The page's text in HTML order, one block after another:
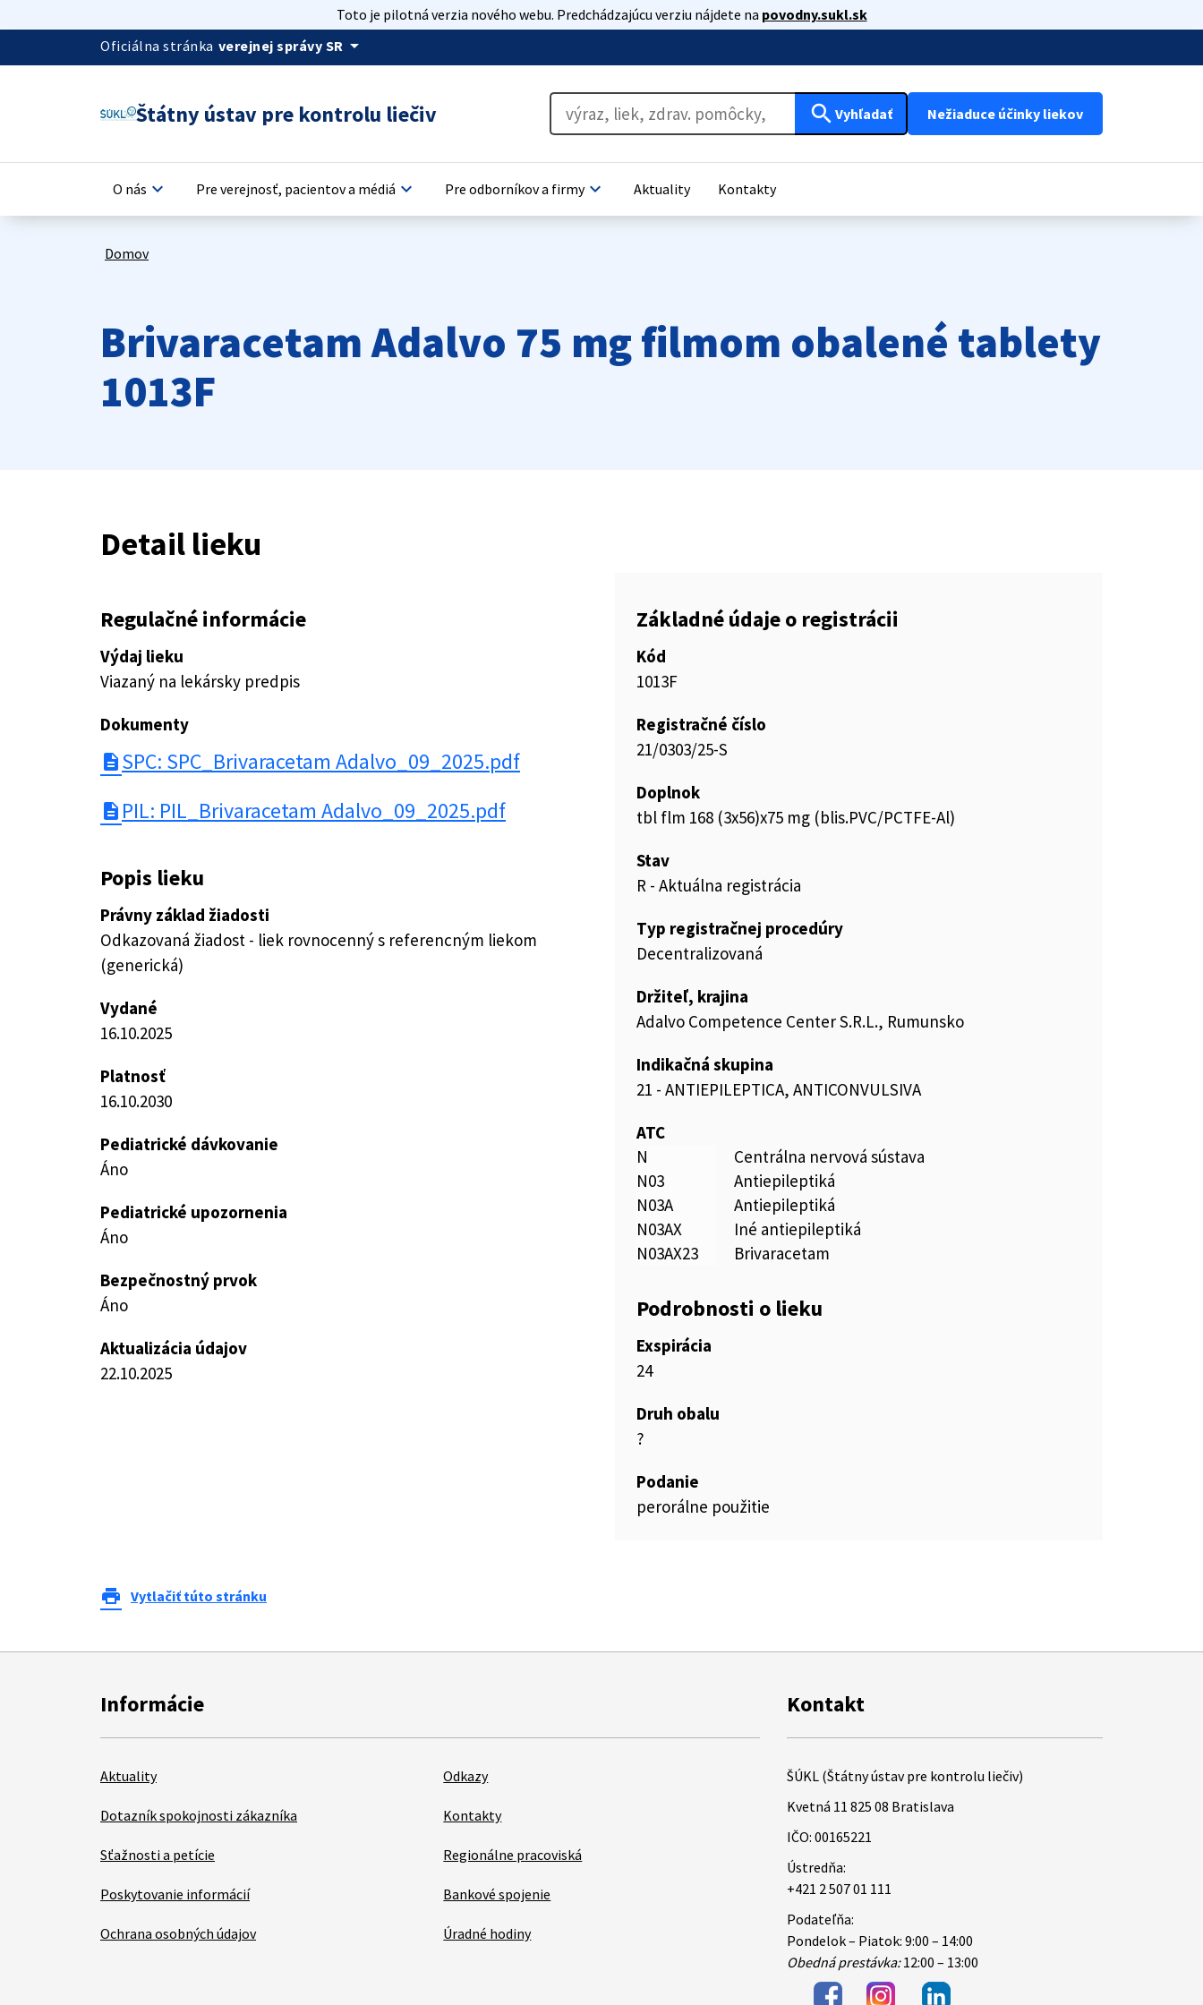
Toto je pilotná verzia nového webu. Predchádzajúcu verziu nájdete na povodny.sukl.sk
Oficiálna stránka verejnej správy SR arrow_drop_down
Štátny ústav pre kontrolu liečiv search Vyhľadať Nežiaduce účinky liekov
O nás keyboard_arrow_down Pre verejnosť, pacientov a médiá keyboard_arrow_down Pre odborníkov a firmykeyboard_arrow_down Aktuality Kontakty
Domov
Brivaracetam Adalvo 75 mg filmom obalené tablety
1013F
Detail lieku
Regulačné informácie
Výdaj lieku
Viazaný na lekársky predpis
Dokumenty
description SPC: SPC_Brivaracetam Adalvo_09_2025.pdf
description PIL: PIL_Brivaracetam Adalvo_09_2025.pdf
Popis lieku
Právny základ žiadosti
Odkazovaná žiadost - liek rovnocenný s referencným liekom
(generická)
Vydané
16.10.2025
Platnosť
16.10.2030
Pediatrické dávkovanie
Áno
Pediatrické upozornenia
Áno
Bezpečnostný prvok
Áno
Aktualizácia údajov
22.10.2025
Základné údaje o registrácii
Kód
1013F
Registračné číslo
21/0303/25-S
Doplnok
tbl flm 168 (3x56)x75 mg (blis.PVC/PCTFE-Al)
Stav
R - Aktuálna registrácia
Typ registračnej procedúry
Decentralizovaná
Držiteľ, krajina
Adalvo Competence Center S.R.L., Rumunsko
Indikačná skupina
21 - ANTIEPILEPTICA, ANTICONVULSIVA
ATC
N
Centrálna nervová sústava
N03
Antiepileptiká
N03A
Antiepileptiká
N03AX
Iné antiepileptiká
N03AX23
Brivaracetam
Podrobnosti o lieku
Exspirácia
24
Druh obalu
?
Podanie
perorálne použitie
print Vytlačiť túto stránku
Informácie
Aktuality
Dotazník spokojnosti zákazníka
Sťažnosti a petície
Poskytovanie informácií
Ochrana osobných údajov
Odkazy
Kontakty
Regionálne pracoviská
Bankové spojenie
Úradné hodiny
Kontakt
ŠÚKL (Štátny ústav pre kontrolu liečiv)
Kvetná 11 825 08 Bratislava
IČO: 00165221
Ústredňa:
+421 2 507 01 111
Podateľňa:
Pondelok – Piatok: 9:00 – 14:00
Obedná prestávka:12:00 – 13:00